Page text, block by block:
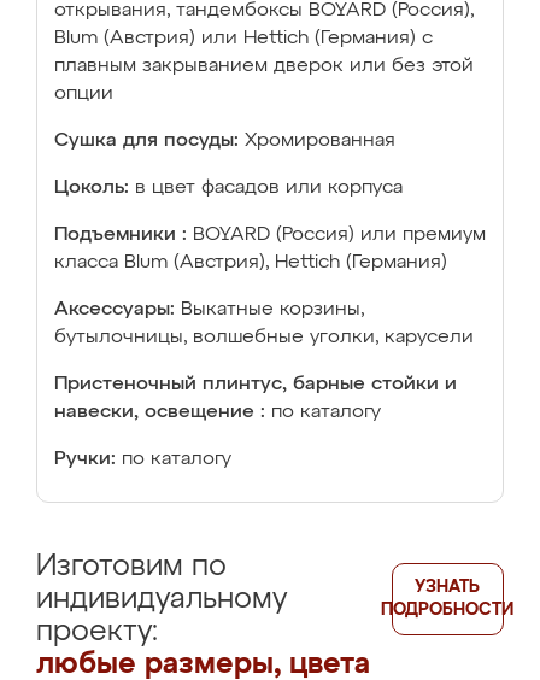
открывания, тандембоксы BOYARD (Россия),
Blum (Австрия) или Hettich (Германия) с
плавным закрыванием дверок или без этой
опции
Сушка для посуды: Хромированная
Цоколь: в цвет фасадов или корпуса
Подъемники : BOYARD (Россия) или премиум
класса Blum (Австрия), Hettich (Германия)
Аксессуары: Выкатные корзины,
бутылочницы, волшебные уголки, карусели
Пристеночный плинтус, барные стойки и
навески, освещение : по каталогу
Ручки: по каталогу
Изготовим по
индивидуальному
проекту:
любые размеры, цвета
УЗНАТЬ
ПОДРОБНОСТИ